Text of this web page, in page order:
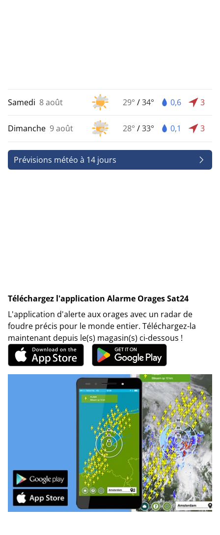
Samedi 8 août 29° /34° 0,6 3
Dimanche 9 août 28° /33° 0,1 3
Prévisions météo à 14 jours
Téléchargez l'application Alarme Orages Sat24
L'application d'alerte aux orages avec un radar de
foudre précis pour le monde entier. Téléchargez-la
maintenant depuis le(s) magasin(s) ci-dessous !